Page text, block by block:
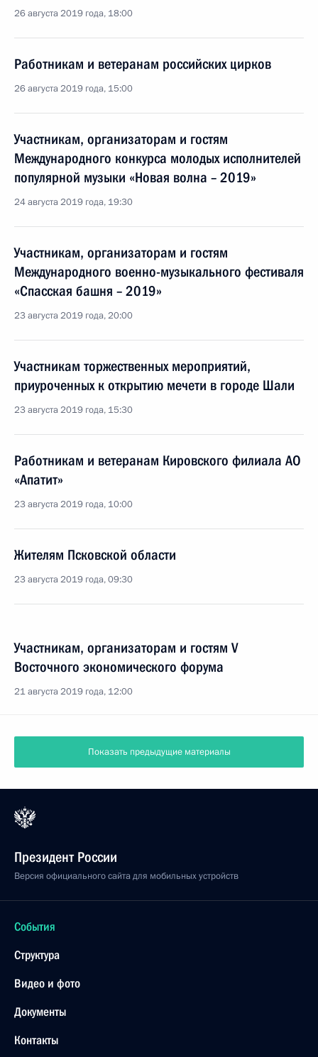
26 августа 2019 года, 18:00
Работникам и ветеранам российских цирков
26 августа 2019 года, 15:00
Участникам, организаторам и гостям
Международного конкурса молодых исполнителей
популярной музыки «Новая волна – 2019»
24 августа 2019 года, 19:30
Участникам, организаторам и гостям
Международного военно-музыкального фестиваля
«Спасская башня – 2019»
23 августа 2019 года, 20:00
Участникам торжественных мероприятий,
приуроченных к открытию мечети в городе Шали
23 августа 2019 года, 15:30
Работникам и ветеранам Кировского филиала АО
«Апатит»
23 августа 2019 года, 10:00
Жителям Псковской области
23 августа 2019 года, 09:30
Участникам, организаторам и гостям V
Восточного экономического форума
21 августа 2019 года, 12:00
Показать предыдущие материалы
Президент России
Версия официального сайта для мобильных устройств
События
Структура
Видео и фото
Документы
Контакты